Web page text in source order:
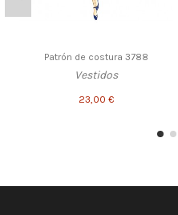
Patrón de costura 3788
Vestidos
23,00 €